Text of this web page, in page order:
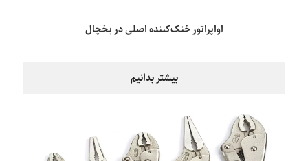
اواپراتور خنک‌کننده اصلی در یخچال
بیشتر بدانیم